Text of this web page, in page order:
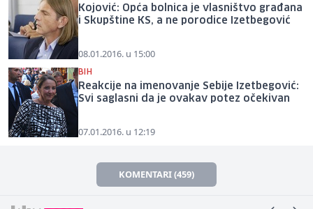
Kojović: Opća bolnica je vlasništvo građana
i Skupštine KS, a ne porodice Izetbegović
08.01.2016. u 15:00
BIH
Reakcije na imenovanje Sebije Izetbegović:
Svi saglasni da je ovakav potez očekivan
07.01.2016. u 12:19
KOMENTARI (459)